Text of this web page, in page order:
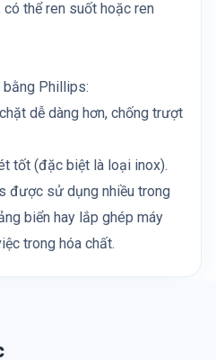
có thể ren suốt hoặc ren
bằng Phillips:
dễ dàng hơn, chống trượt
tốt (đặc biệt là loại inox).
được sử dụng nhiều trong
biển hay lắp ghép máy
trong hóa chất.